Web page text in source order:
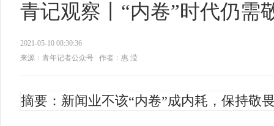
青记观察丨“内卷”时代仍需
2021-05-10 08:30:36
来源：青年记者公众号
作者：惠 滢
摘要：新闻业不该“内卷”成内耗，保持敬